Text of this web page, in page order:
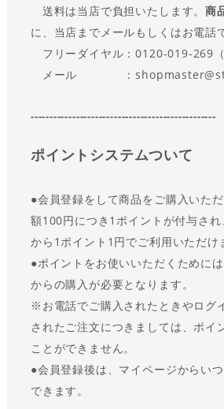
送料は当店で負担いたします。商
に、当店までメールもしくはお電話
フリーダイヤル：0120-019-269（
メール ：
-------------------------------------------------
ポイントシステムついて
●会員登録をして商品をご購入いた
額100円につき1ポイントが付与さ
から1ポイント1円でご利用いただけ
●ポイントをお使いいただくために
からの購入が必要となります。
※お電話でご購入されたときやログ
されたご注文につきましては、ポイ
ことができません。
●会員登録後は、マイページからい
できます。